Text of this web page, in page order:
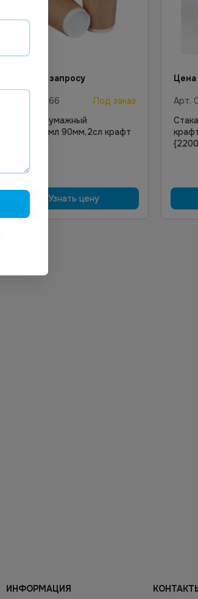
Цена по запросу
00766
Под заказ
Стакан бумажный
400/520мл 90мм,2сл крафт
Узнать цену
Цена
Арт.
ИНФОРМАЦИЯ